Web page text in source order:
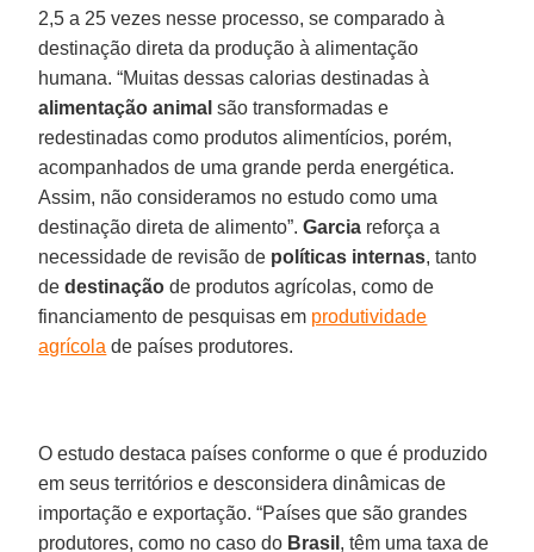
2,5 a 25 vezes nesse processo, se comparado à
destinação direta da produção à alimentação
humana. “Muitas dessas calorias destinadas à
alimentação animal são transformadas e
redestinadas como produtos alimentícios, porém,
acompanhados de uma grande perda energética.
Assim, não consideramos no estudo como uma
destinação direta de alimento”.Garcia reforça a
necessidade de revisão de políticas internas, tanto
dedestinação de produtos agrícolas, como de
financiamento de pesquisas em produtividade
agrícola de países produtores.
O estudo destaca países conforme o que é produzido
em seus territórios e desconsidera dinâmicas de
importação e exportação. “Países que são grandes
produtores, como no caso do Brasil , têm uma taxa de